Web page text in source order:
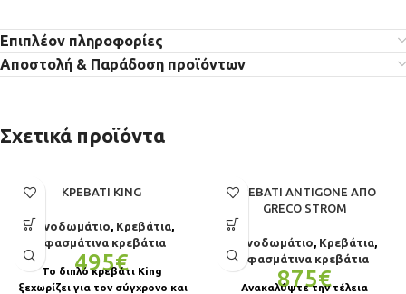
Επιπλέον πληροφορίες
Αποστολή & Παράδοση προϊόντων
Σχετικά προϊόντα
ΚΡΕΒΆΤΙ KING
Υπνοδωμάτιο, Κρεβάτια,
Υφασμάτινα κρεβάτια
495€
Το διπλό κρεβάτι King
ξεχωρίζει για τον σύγχρονο και
ΚΡΕΒΆΤΙ ANTIGONE ΑΠΌ
GRECO STROM
Υπνοδωμάτιο, Κρεβάτια,
Υφασμάτινα κρεβάτια
875€
Ανακαλύψτε την τέλεια